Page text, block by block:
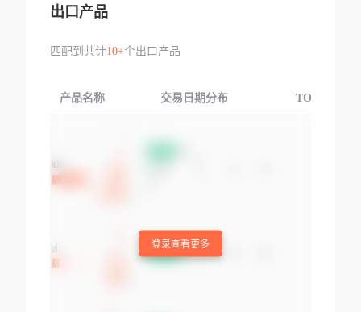
出口产品
匹配到共计10+个出口产品
产品名称 交易日期分布 TOP3交易国
登录查看更多